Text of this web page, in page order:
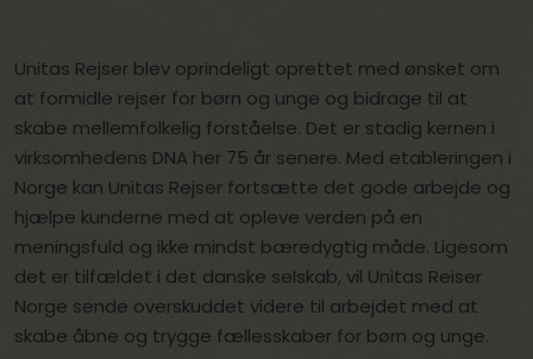
Unitas Rejser blev oprindeligt oprettet med ønsket om
at formidle rejser for børn og unge og bidrage til at
skabe mellemfolkelig forståelse. Det er stadig kernen i
virksomhedens DNA her 75 år senere. Med etableringen i
Norge kan Unitas Rejser fortsætte det gode arbejde og
hjælpe kunderne med at opleve verden på en
meningsfuld og ikke mindst bæredygtig måde. Ligesom
det er tilfældet i det danske selskab, vil Unitas Reiser
Norge sende overskuddet videre til arbejdet med at
skabe åbne og trygge fællesskaber for børn og unge.